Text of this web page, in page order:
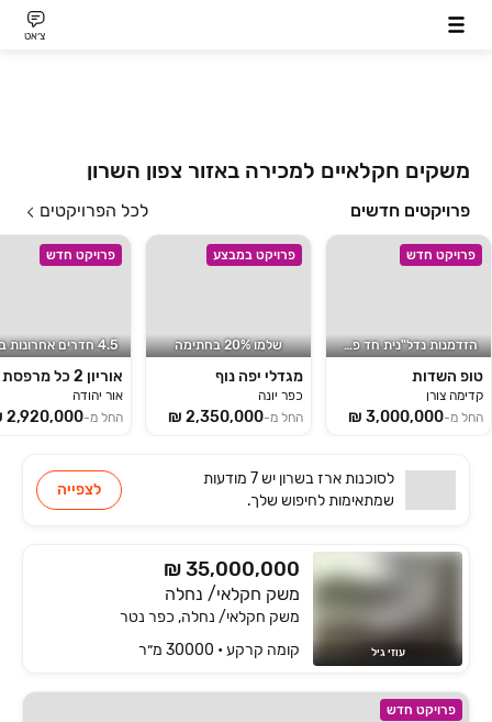
צ׳אט
משקים חקלאיים למכירה באזור צפון השרון
פרויקטים חדשים לכל הפרויקטים
פרויקט חדש
הזדמנות נדל"נית חד פעמית!
טופ השדות
קדימה צורן
החל מ-
פרויקט במבצע
שלמו 20% בחתימה
מגדלי יפה נוף
כפר יונה
החל מ-
פרויקט חדש
אור יהודה
החל מ-
לסוכנותארז בשרון יש
7 מודעות
שמתאימותלחיפוש שלך.
לצפייה
עוזי גיל
₪ 35,000,000
משק חקלאי/ נחלה
משק חקלאי/ נחלה, כפר נטר
קומה ‎קרקע‏ • 30000 מ״ר
פרויקט חדש